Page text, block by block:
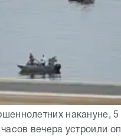
накануне, 5
вечера устроили